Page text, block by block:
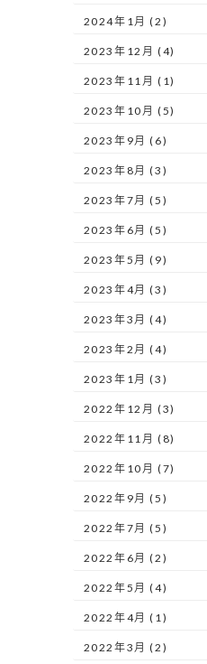
2024年1月 (2)
2023年12月 (4)
2023年11月 (1)
2023年10月 (5)
2023年9月 (6)
2023年8月 (3)
2023年7月 (5)
2023年6月 (5)
2023年5月 (9)
2023年4月 (3)
2023年3月 (4)
2023年2月 (4)
2023年1月 (3)
2022年12月 (3)
2022年11月 (8)
2022年10月 (7)
2022年9月 (5)
2022年7月 (5)
2022年6月 (2)
2022年5月 (4)
2022年4月 (1)
2022年3月 (2)